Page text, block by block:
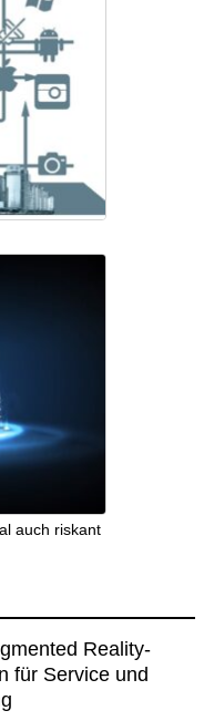
auch riskant
Reality-
für Service und